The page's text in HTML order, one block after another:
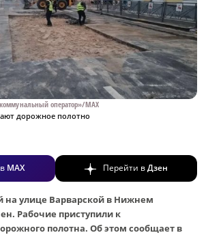
оператор»/МАХ
дорожное полотно
MAX Перейти вДзен
на улице Варварской в Нижнем
Рабочие приступили к
полотна. Об этом сообщает в